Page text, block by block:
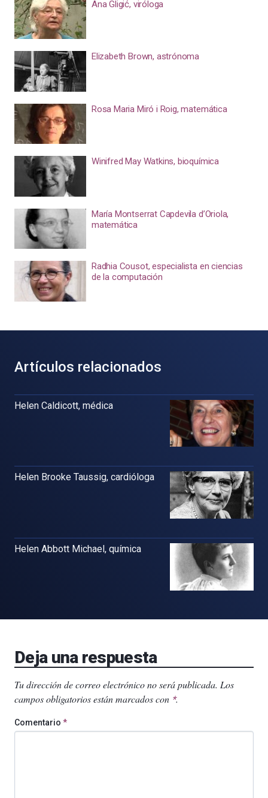
Ana Gligić, viróloga
Elizabeth Brown, astrónoma
Rosa Maria Miró i Roig, matemática
Winifred May Watkins, bioquímica
María Montserrat Capdevila d’Oriola,
matemática
Radhia Cousot, especialista en ciencias
de la computación
Artículos relacionados
Helen Caldicott, médica
Helen Brooke Taussig, cardióloga
Helen Abbott Michael, química
Deja una respuesta
Tu dirección de correo electrónico no será publicada. Los
campos obligatorios están marcados con *.
Comentario *